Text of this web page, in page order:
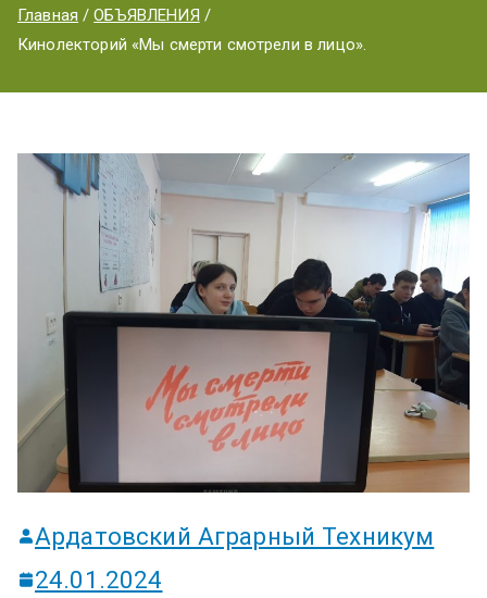
ый
Техник
ум
Главная
ОБЪЯВЛЕНИЯ
Кинолекторий «Мы смерти смотрели в лицо».
Ардатовский Аграрный Техникум
24.01.2024